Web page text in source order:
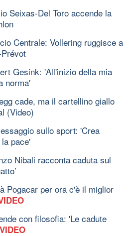
Seixas-Del Toro accende la
Centrale: Vollering ruggisce a
Gesink: 'All'inizio della mia
norma'
cade, ma il cartellino giallo
(Video)
sullo sport: 'Crea
pace'
Nibali racconta caduta sul
Pogacar per ora c'è il miglior
con filosofia: 'Le cadute
VIDEO